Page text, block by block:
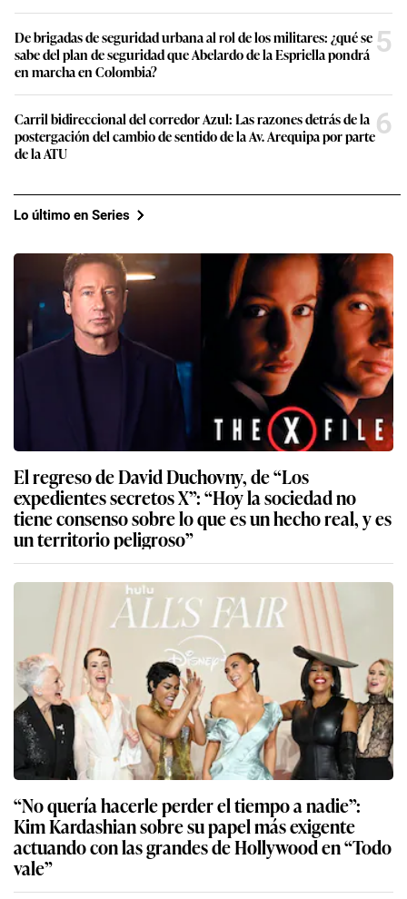
De brigadas de seguridad urbana al rol de los militares: ¿qué se
sabe del plan de seguridad que Abelardo de la Espriella pondrá
en marcha en Colombia?
5
Carril bidireccional del corredor Azul: Las razones detrás de la
postergación del cambio de sentido de la Av. Arequipa por parte
de la ATU
6
Lo último en Series
El regreso de David Duchovny, de “Los
expedientes secretos X”: “Hoy la sociedad no
tiene consenso sobre lo que es un hecho real, y es
un territorio peligroso”
“No quería hacerle perder el tiempo a nadie”:
Kim Kardashian sobre su papel más exigente
actuando con las grandes de Hollywood en “Todo
vale”